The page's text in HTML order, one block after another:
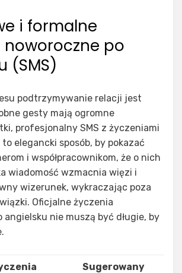
i formalne
noworoczne po
(SMS)
podtrzymywanie relacji jest
gesty mają ogromne
profesjonalny SMS z życzeniami
elegancki sposób, by pokazać
i współpracownikom, że o nich
wiadomość wzmacnia więzi i
wizerunek, wykraczając poza
Oficjalne życzenia
angielsku nie muszą być długie, by
Sugerowany